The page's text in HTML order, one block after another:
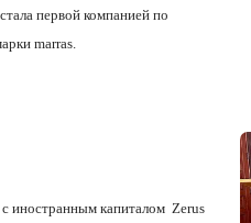
первой компанией по
marras.
иностранным капиталом Zerus